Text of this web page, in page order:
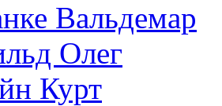
Вальдемар
Олег
Курт